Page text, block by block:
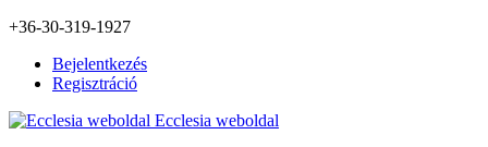
+36-30-319-1927
Bejelentkezés
Regisztráció
Ecclesia weboldal